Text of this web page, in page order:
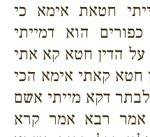
חטאת אימא כי
הוא דמייתי
הדין חטא קא אתי
חטא קאתי אימא הכי
לבתר דקא מייתי אשם
אמר רבא אמר קרא